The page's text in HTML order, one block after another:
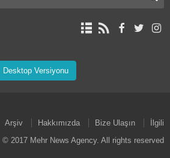
Desktop Versiyonu
Arşiv Hakkımızda Bize Ulaşın
İlgili
© 2017 Mehr News Agency. All rights reserved